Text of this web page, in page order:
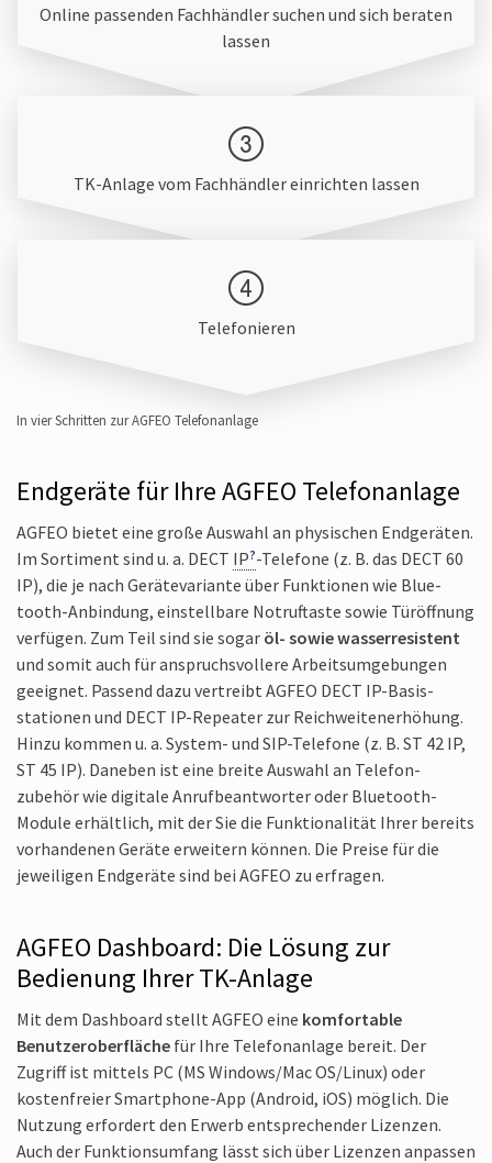
Online passenden Fachhändler suchen und sich beraten
lassen
TK-Anlage vom Fach­händler ein­richten lassen
Telefonieren
In vier Schritten zur AGFEO Telefon­anlage
Endgeräte für Ihre AGFEO Telefonanlage
AGFEO bietet eine große Auswahl an physischen End­geräten.
Im Sortiment sind u. a. DECT IP -Telefone (z. B. das DECT 60
IP), die je nach Geräte­variante über Funk­tionen wie Blue­
tooth-Anbindung, einstell­bare Notruf­taste sowie Tür­öffnung
verfügen. Zum Teil sind sie sogar öl- sowie wasser­resistent
und somit auch für anspruchs­vollere Arbeits­umgebungen
geeignet. Passend dazu vertreibt AGFEO DECT IP-Basis­
stationen und DECT IP-Repeater zur Reichweiten­erhöhung.
Hinzu kommen u. a. System- und SIP-Telefone (z. B. ST 42 IP,
ST 45 IP). Daneben ist eine breite Auswahl an Telefon­
zubehör wie digitale Anruf­beantworter oder Blue­tooth-
Module erhält­lich, mit der Sie die Funktion­alität Ihrer bereits
vorhan­denen Geräte erweitern können. Die Preise für die
jewei­ligen End­geräte sind bei AGFEO zu erfragen.
AGFEO Dash­board: Die Lösung zur
Bedienung Ihrer TK-Anlage
Mit dem Dash­board stellt AGFEO eine komfor­table
Benutzer­oberfläche für Ihre Telefon­anlage bereit. Der
Zugriff ist mittels PC (MS Windows/Mac OS/Linux) oder
kosten­freier Smart­phone-App (Android, iOS) möglich. Die
Nutzung erfordert den Erwerb ent­sprechender Lizenzen.
Auch der Funktions­umfang lässt sich über Lizenzen anpassen